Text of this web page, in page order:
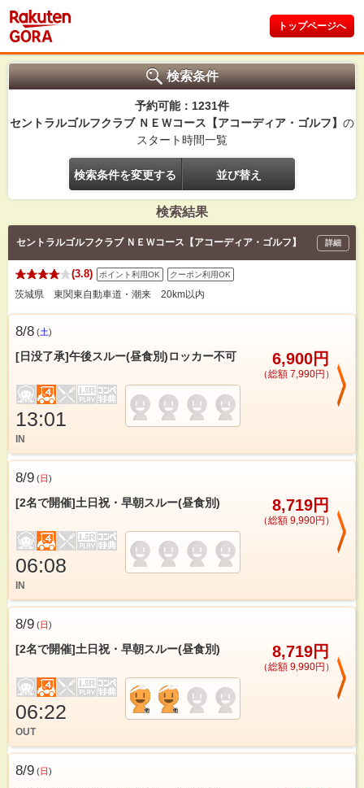
トップページへ
検索条件
予約可能：1231件
セントラルゴルフクラブ ＮＥＷコース【アコーディア・ゴルフ】 の
スタート時間一覧
検索条件を変更する 並び替え
検索結果
セントラルゴルフクラブ ＮＥＷコース【アコーディア・ゴルフ】 詳細
(3.8) ポイント利用OK クーポン利用OK
茨城県 東関東自動車道・潮来 20km以内
8/8 (土)
[日没了承]午後スルー(昼食別)ロッカー不可 6,900円
（総額 7,990円）
13:01
IN
8/9 (日)
[2名で開催]土日祝・早朝スルー(昼食別) 8,719円
（総額 9,990円）
06:08
IN
8/9 (日)
[2名で開催]土日祝・早朝スルー(昼食別) 8,719円
（総額 9,990円）
06:22
OUT
8/9 (日)